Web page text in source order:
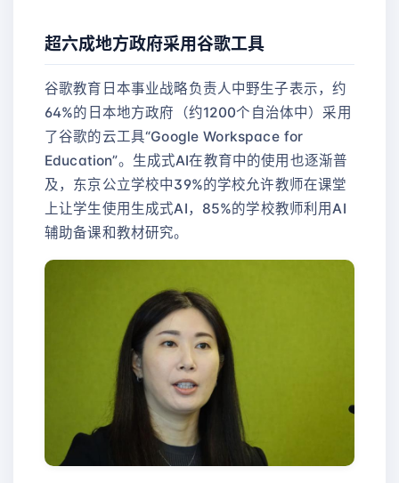
超六成地方政府采用谷歌工具
谷歌教育日本事业战略负责人中野生子表示，约
64%的日本地方政府（约1200个自治体中）采用
了谷歌的云工具“Google Workspace for
Education”。生成式AI在教育中的使用也逐渐普
及，东京公立学校中39%的学校允许教师在课堂
上让学生使用生成式AI，85%的学校教师利用AI
辅助备课和教材研究。